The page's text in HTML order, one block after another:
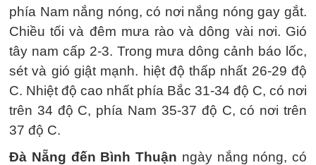
phía Nam nắng nóng, có nơi nắng nóng gay gắt.
Chiều tối và đêm mưa rào và dông vài nơi. Gió
tây nam cấp 2-3. Trong mưa dông cảnh báo lốc,
sét và gió giật mạnh. hiệt độ thấp nhất 26-29 độ
C. Nhiệt độ cao nhất phía Bắc 31-34 độ C, có nơi
trên 34 độ C, phía Nam 35-37 độ C, có nơi trên
37 độ C.
Đà Nẵng đến Bình Thuận ngày nắng nóng, có